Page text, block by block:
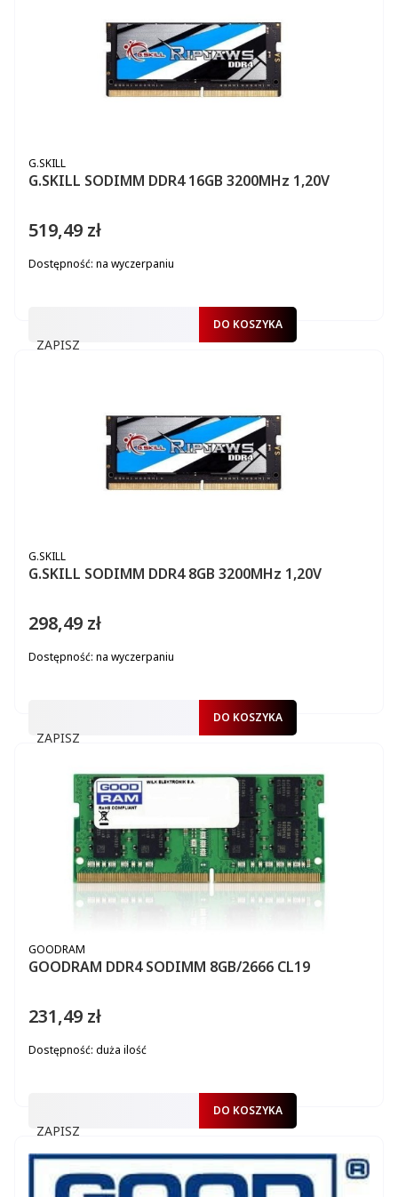
G.SKILL SODIMM DDR4 16GB 3200MHz 1,20V
PRODUCENT
G.SKILL
Cena
519,49 zł
Dostępność: na wyczerpaniu
ZAPISZ
DO KOSZYKA
G.SKILL SODIMM DDR4 8GB 3200MHz 1,20V
PRODUCENT
G.SKILL
Cena
298,49 zł
Dostępność: na wyczerpaniu
ZAPISZ
DO KOSZYKA
GOODRAM DDR4 SODIMM 8GB/2666 CL19
PRODUCENT
GOODRAM
Cena
231,49 zł
Dostępność: duża ilość
ZAPISZ
DO KOSZYKA